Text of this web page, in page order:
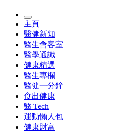
主頁
醫健新知
醫生會客室
醫學通識
健康精選
醫生專欄
醫健一分鐘
食出健康
醫 Tech
運動懶人包
健康財富